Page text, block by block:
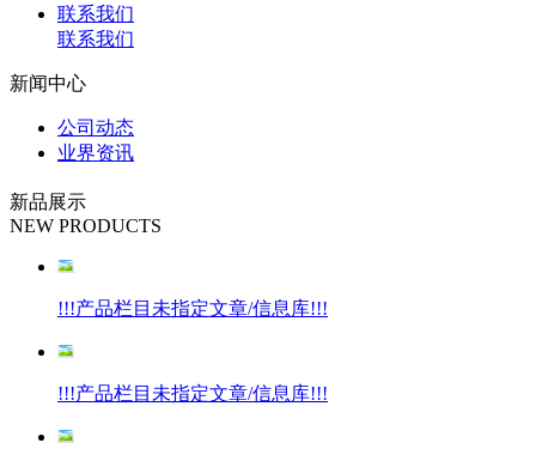
联系我们
联系我们
新闻中心
公司动态
业界资讯
新品展示
NEW PRODUCTS
!!!产品栏目未指定文章/信息库!!!
!!!产品栏目未指定文章/信息库!!!